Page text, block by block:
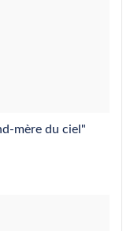
mère du ciel"